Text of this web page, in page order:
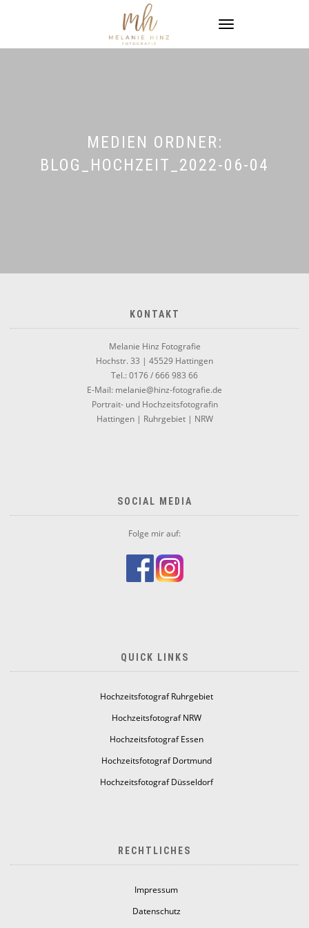
NAVIGATION
MEDIEN ORDNER:
BLOG_HOCHZEIT_2022-06-04
KONTAKT
Melanie Hinz Fotografie
Hochstr. 33 | 45529 Hattingen
Tel.: 0176 / 666 983 66
E-Mail: melanie@hinz-fotografie.de
Portrait- und Hochzeitsfotografin
Hattingen | Ruhrgebiet | NRW
SOCIAL MEDIA
Folge mir auf:
QUICK LINKS
Hochzeitsfotograf Ruhrgebiet
Hochzeitsfotograf NRW
Hochzeitsfotograf Essen
Hochzeitsfotograf Dortmund
Hochzeitsfotograf Düsseldorf
RECHTLICHES
Impressum
Datenschutz